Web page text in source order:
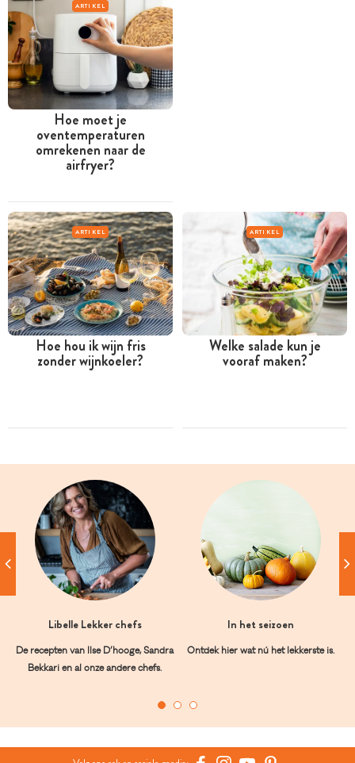
ARTIKEL
Hoe moet je
oventemperaturen
omrekenen naar de
airfryer?
ARTIKEL
Hoe hou ik wijn fris
zonder wijnkoeler?
ARTIKEL
Welke salade kun je
vooraf maken?
Libelle Lekker chefs
De recepten van Ilse D’hooge, Sandra
Bekkari en al onze andere chefs.
In het seizoen
Ontdek hier wat nú het lekkerste is.